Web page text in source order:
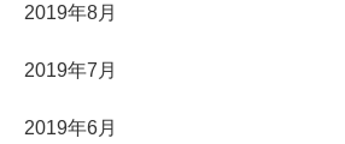
2019年8月
2019年7月
2019年6月